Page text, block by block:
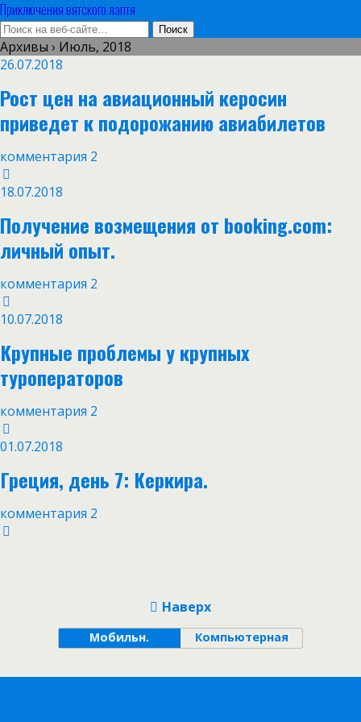
Приключения вятского лаптя
Архивы › Июль, 2018
26.07.2018
Рост цен на авиационный керосин
приведет к подорожанию авиабилетов
комментария 2
18.07.2018
Получение возмещения от booking.com:
личный опыт.
комментария 2
10.07.2018
Крупные проблемы у крупных
туроператоров
комментария 2
01.07.2018
Греция, день 7: Керкира.
комментария 2
Наверх
Мобильн. Компьютерная